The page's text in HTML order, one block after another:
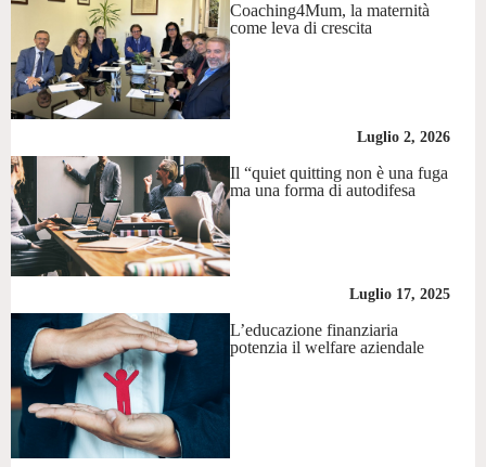
Coaching4Mum, la maternità
come leva di crescita
Luglio 2, 2026
Il “quiet quitting non è una fuga
ma una forma di autodifesa
Luglio 17, 2025
L’educazione finanziaria
potenzia il welfare aziendale